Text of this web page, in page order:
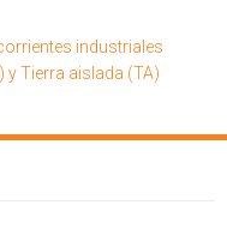
industriales
y Tierra aislada (TA)